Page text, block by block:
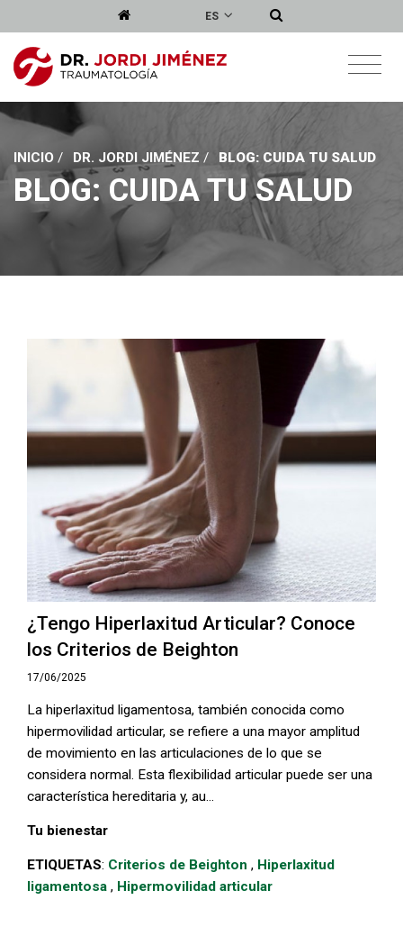
ES
INICIO / DR. JORDI JIMÉNEZ / BLOG: CUIDA TU SALUD
BLOG: CUIDA TU SALUD
¿Tengo Hiperlaxitud Articular? Conoce
los Criterios de Beighton
17/06/2025
La hiperlaxitud ligamentosa, también conocida como
hipermovilidad articular, se refiere a una mayor amplitud
de movimiento en las articulaciones de lo que se
considera normal. Esta flexibilidad articular puede ser una
característica hereditaria y, au...
Tu bienestar
ETIQUETAS: Criterios de Beighton , Hiperlaxitud
ligamentosa , Hipermovilidad articular